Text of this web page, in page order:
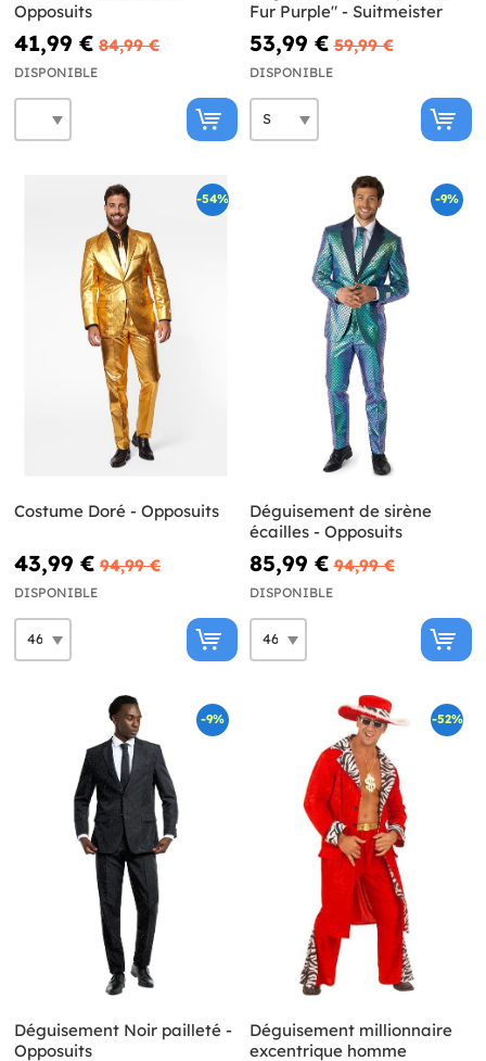
Opposuits
41,99 € 84,99 €
DISPONIBLE
Fur Purple" - Suitmeister
53,99 € 59,99 €
DISPONIBLE
-54%
Costume Doré - Opposuits
43,99 € 94,99 €
DISPONIBLE
-9%
Déguisement de sirène
écailles - Opposuits
85,99 € 94,99 €
DISPONIBLE
-9%
Déguisement Noir pailleté -
Opposuits
-52%
Déguisement millionnaire
excentrique homme